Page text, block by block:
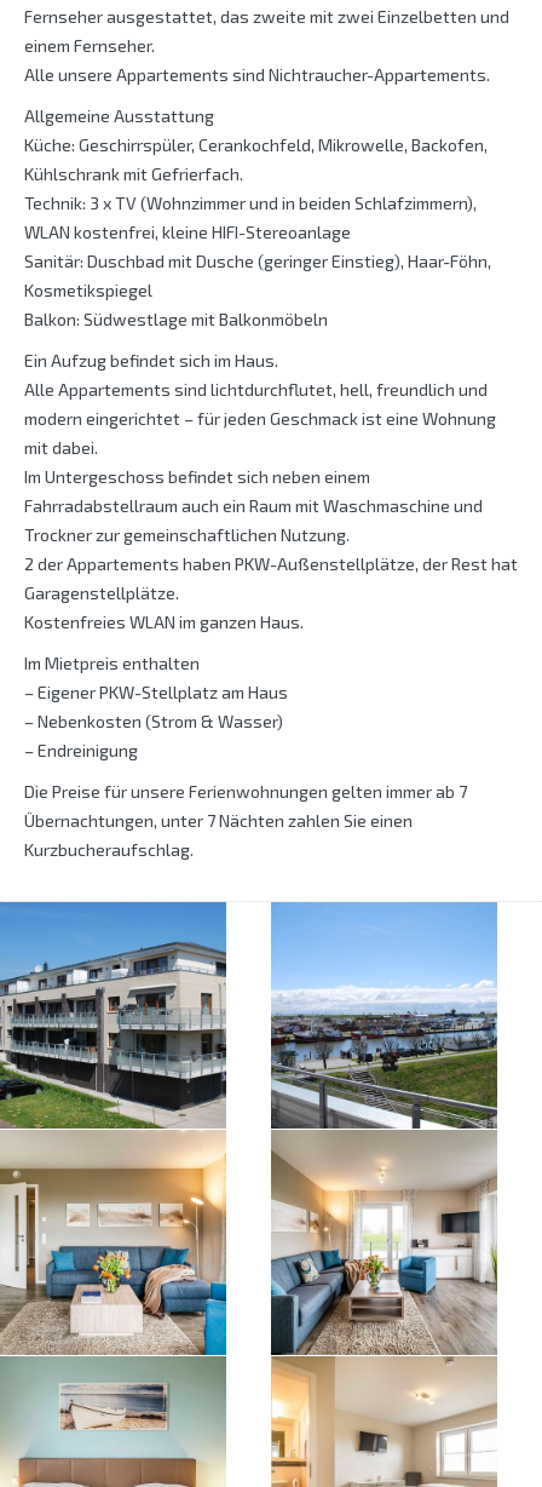
Fernseher ausgestattet, das zweite mit zwei Einzelbetten und
einem Fernseher.
Alle unsere Appartements sind Nichtraucher-Appartements.
Allgemeine Ausstattung
Küche: Geschirrspüler, Cerankochfeld, Mikrowelle, Backofen,
Kühlschrank mit Gefrierfach.
Technik: 3 x TV (Wohnzimmer und in beiden Schlafzimmern),
WLAN kostenfrei, kleine HIFI-Stereoanlage
Sanitär: Duschbad mit Dusche (geringer Einstieg), Haar-Föhn,
Kosmetikspiegel
Balkon: Südwestlage mit Balkonmöbeln
Ein Aufzug befindet sich im Haus.
Alle Appartements sind lichtdurchflutet, hell, freundlich und
modern eingerichtet – für jeden Geschmack ist eine Wohnung
mit dabei.
Im Untergeschoss befindet sich neben einem
Fahrradabstellraum auch ein Raum mit Waschmaschine und
Trockner zur gemeinschaftlichen Nutzung.
2 der Appartements haben PKW-Außenstellplätze, der Rest hat
Garagenstellplätze.
Kostenfreies WLAN im ganzen Haus.
Im Mietpreis enthalten
– Eigener PKW-Stellplatz am Haus
– Nebenkosten (Strom & Wasser)
– Endreinigung
Die Preise für unsere Ferienwohnungen gelten immer ab 7
Übernachtungen, unter 7 Nächten zahlen Sie einen
Kurzbucheraufschlag.